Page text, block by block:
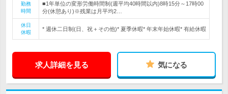
勤務
時間
■1年単位の変形労働時間制(週平均40時間以内)8時15分～17時00
分(休憩あり)※残業は月平均2…
休日
休暇
* 週休二日制(日、祝＋その他)* 夏季休暇* 年末年始休暇* 有給休暇
求人詳細を見る 気になる